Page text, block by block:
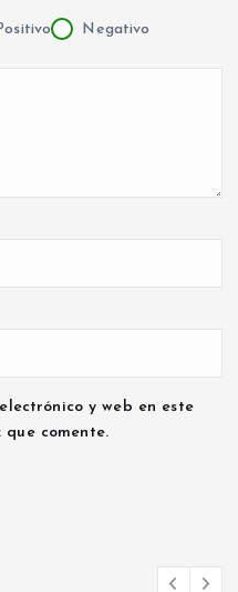
Negativo
y web en este
comente.